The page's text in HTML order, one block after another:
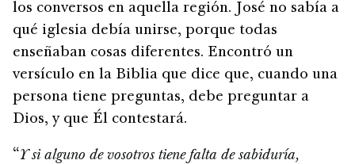
los conversos en aquella región. José no sabía a
qué iglesia debía unirse, porque todas
enseñaban cosas diferentes. Encontró un
versículo en la Biblia que dice que, cuando una
persona tiene preguntas, debe preguntar a
Dios, y que Él contestará.
“Y si alguno de vosotros tiene falta de sabiduría,